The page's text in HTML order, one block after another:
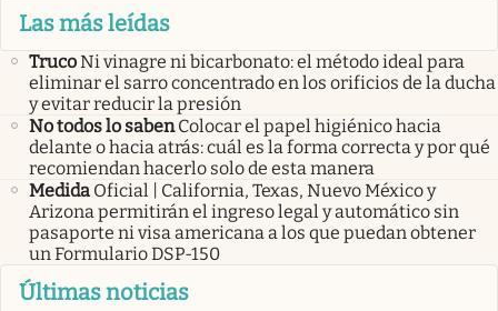
Las más leídas
TrucoNi vinagre ni bicarbonato: el método ideal para
eliminar el sarro concentrado en los orificios de la ducha
y evitar reducir la presión
No todos lo saben Colocar el papel higiénico hacia
delante o hacia atrás: cuál es la forma correcta y por qué
recomiendan hacerlo solo de esta manera
Medida Oficial | California, Texas, Nuevo México y
Arizona permitirán el ingreso legal y automático sin
pasaporte ni visa americana a los que puedan obtener
un Formulario DSP-150
Últimas noticias